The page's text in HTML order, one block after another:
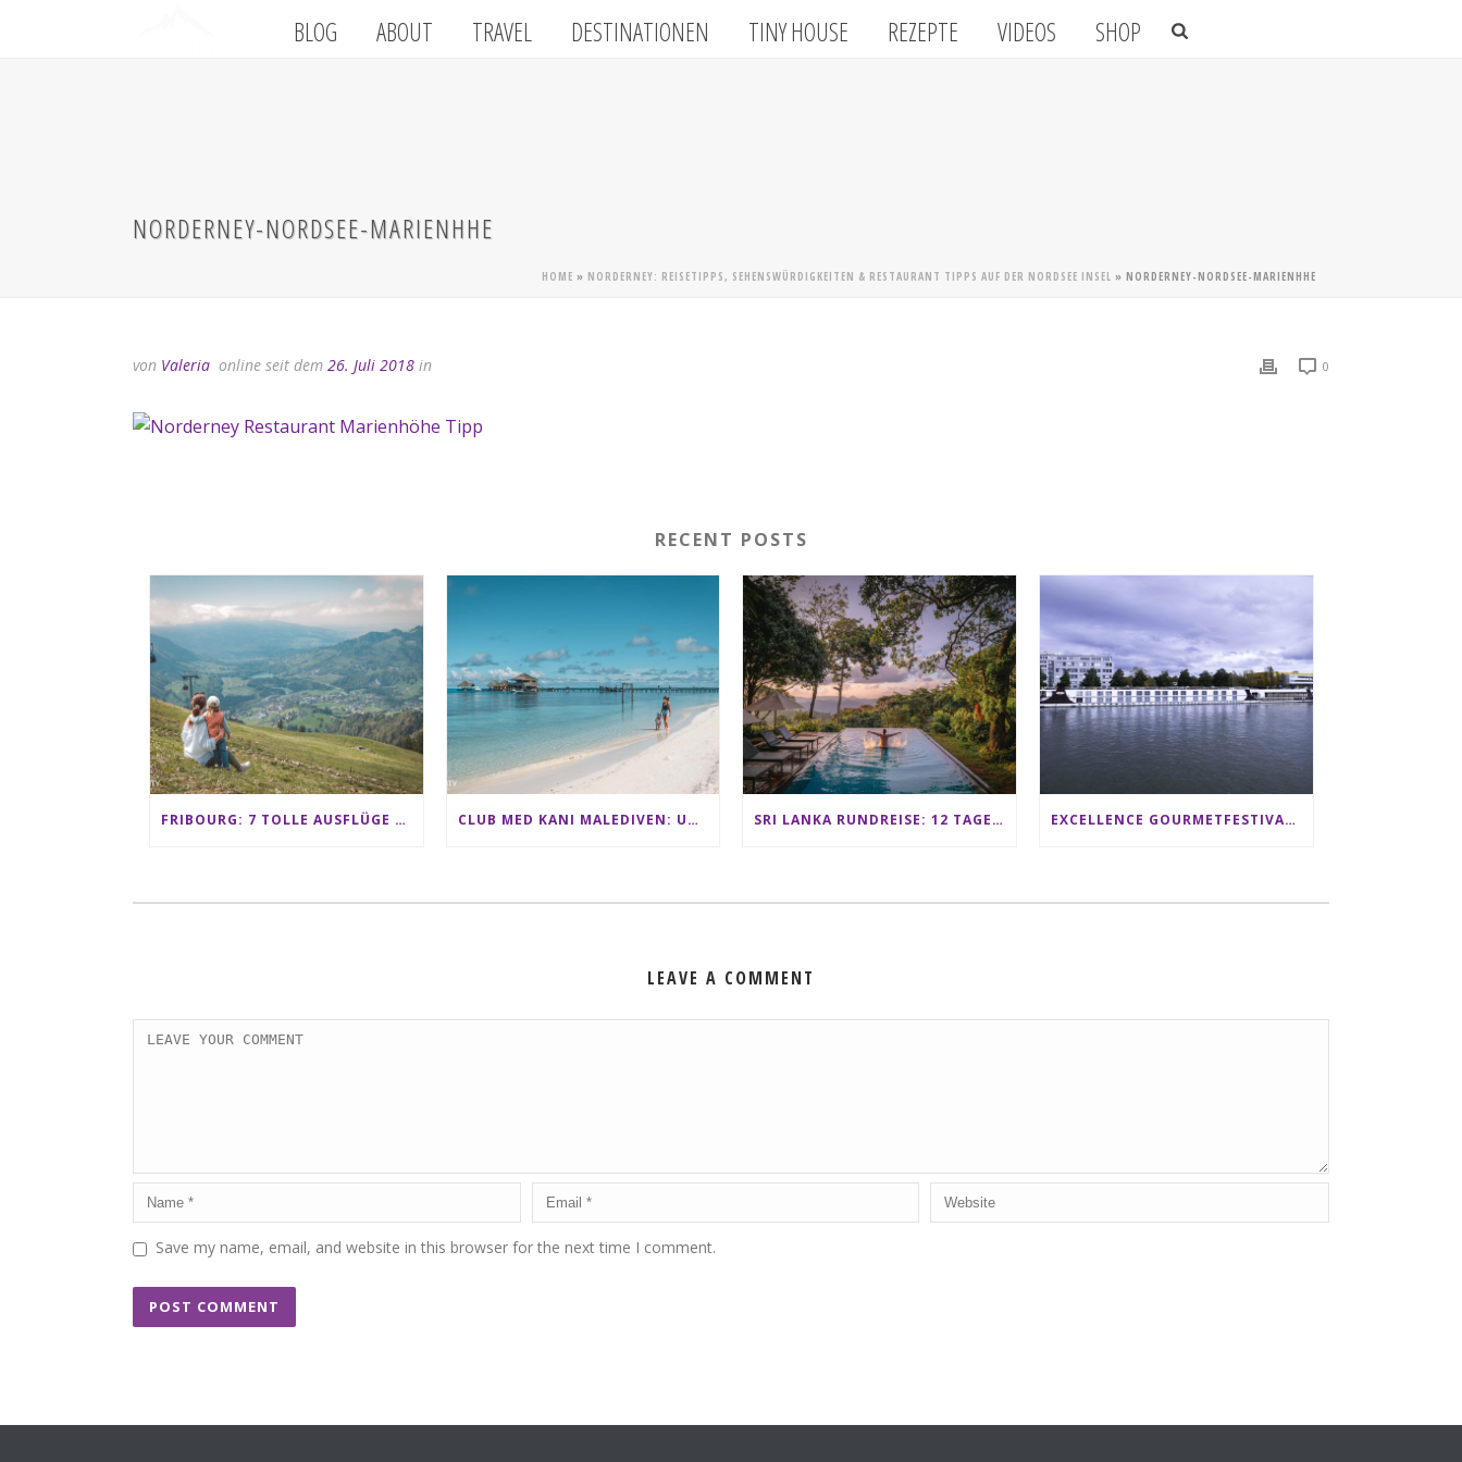
BLOG ABOUT TRAVEL DESTINATIONEN TINY HOUSE REZEPTE VIDEOS SHOP
NORDERNEY-NORDSEE-MARIENHHE
HOME » NORDERNEY: REISETIPPS, SEHENSWÜRDIGKEITEN & RESTAURANT TIPPS AUF DER NORDSEE INSEL » NORDERNEY-NORDSEE-MARIENHHE
von Valeria online seit dem 26. Juli 2018 in 0
RECENT POSTS
FRIBOURG: 7 TOLLE AUSFLÜGE FÜR FAMILIEN VON CHARMEY BIS LES PACCOTS CLUB MED KANI MALEDIVEN: UNSERE ERFAHRUNGEN IM ALL-INCLUSIVE PARADIES SRI LANKA RUNDREISE: 12 TAGE ZWISCHEN ELEFANTEN, TEEPLANTAGEN & STRAND ALS FAMILIE EXCELLENCE GOURMETFESTIVAL ´25: ZWEI STERNEKÖCHE ANTONIO GUIDA & DARIO MORESCO VERWÖHNEN IHRE GÄSTE AUF EINER LUXERIÖSEN SCHIFFSREISE
LEAVE A COMMENT
Save my name, email, and website in this browser for the next time I comment.